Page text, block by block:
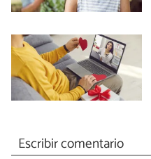
Escribir comentario